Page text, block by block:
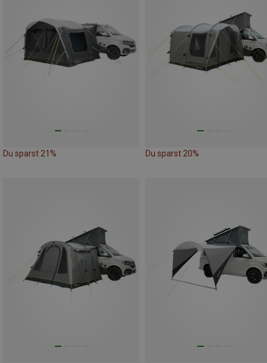
Du sparst 21% Du sparst 20%